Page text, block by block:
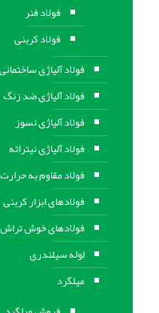
فولاد فنر
فولاد کربنی
فولاد آلیاژی ساختمانی
فولاد آلیاژی ضد زنگ
فولاد آلیاژی نسوز
فولاد آلیاژی نیتراته
فولاد مقاوم به حرارت
فولادهای ابزار کربنی
فولادهای خوش تراش
لوله سیلندری
میلگرد